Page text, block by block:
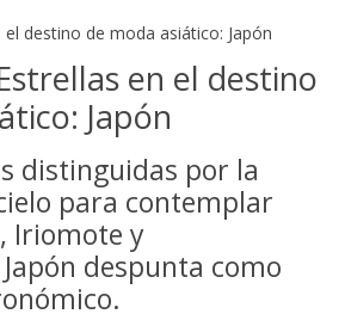
destino de moda asiático: Japón
en el destino
Japón
distinguidas por la
para contemplar
Iriomote y
despunta como